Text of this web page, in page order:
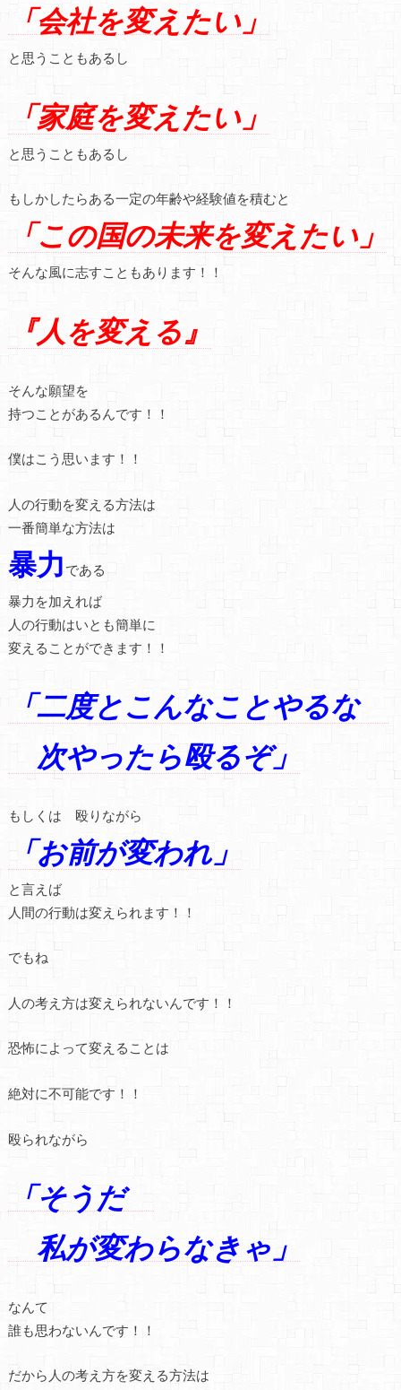
「会社を変えたい」
と思うこともあるし
「家庭を変えたい」
と思うこともあるし
もしかしたらある一定の年齢や経験値を積むと
「この国の未来を変えたい」
そんな風に志すこともあります！！
『人を変える』
そんな願望を
持つことがあるんです！！
僕はこう思います！！
人の行動を変える方法は
一番簡単な方法は
暴力 である
暴力を加えれば
人の行動はいとも簡単に
変えることができます！！
「二度とこんなことやるな
次やったら殴るぞ」
もしくは 殴りながら
「お前が変われ」
と言えば
人間の行動は変えられます！！
でもね
人の考え方は変えられないんです！！
恐怖によって変えることは
絶対に不可能です！！
殴られながら
「そうだ
私が変わらなきゃ」
なんて
誰も思わないんです！！
だから人の考え方を変える方法は